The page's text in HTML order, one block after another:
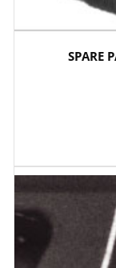
SPARE